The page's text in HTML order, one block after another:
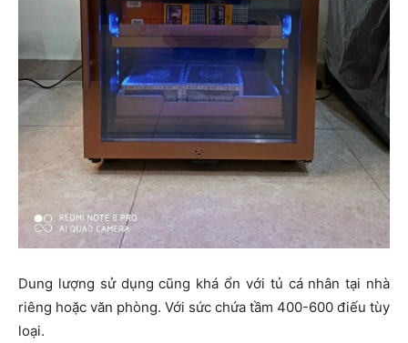
Dung lượng sử dụng cũng khá ổn với tủ cá nhân tại nhà
riêng hoặc văn phòng. Với sức chứa tầm 400-600 điếu tùy
loại.